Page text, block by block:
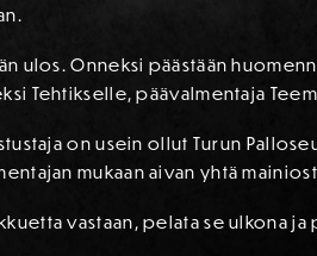
ulos. Onneksi päästään
Tehtikselle, päävalmentaja
on usein ollut Turun
mukaan aivan yhtä
vastaan, pelata se ulkona